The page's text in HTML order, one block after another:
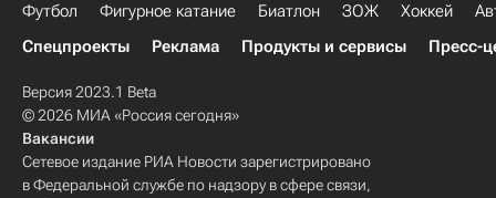
Футбол Фигурное катание Биатлон ЗОЖ Хоккей
Спецпроекты
Реклама Продукты и сервисы Пресс-
Версия 2023.1 Beta
© 2026 МИА «Россия сегодня»
Вакансии
Сетевое издание РИА Новости зарегистрировано
в Федеральной службе по надзору в сфере связи,